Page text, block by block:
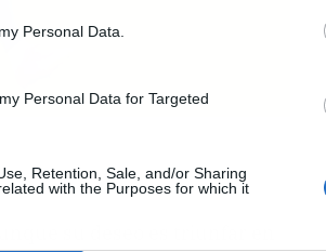
Personal Data.
Personal Data for Targeted
Retention, Sale, and/or Sharing
with the Purposes for which it
su deseo es triunfar en